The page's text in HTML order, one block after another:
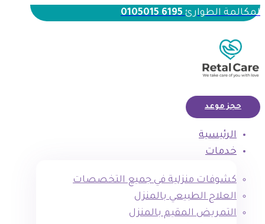
لمكالمة الطوارئ6195 0105015
حجز موعد
الرئيسية
خدمات
كشوفات منزلية في جميع التخصصات
العلاج الطبيعي بالمنزل
التمريض المقيم بالمنزل